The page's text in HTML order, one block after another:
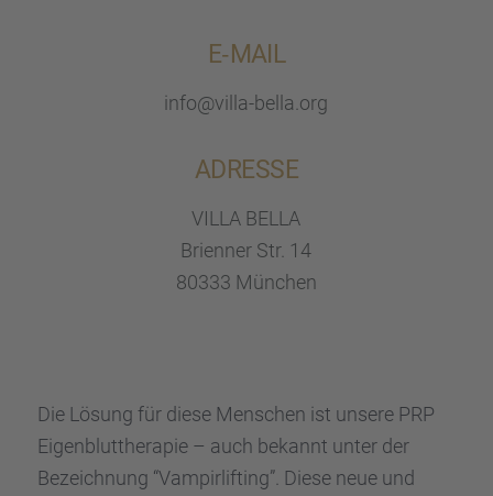
E‑MAIL
info@villa-bella.org
ADRESSE
VILLA BELLA
Brien­ner Str. 14
80333 München
Die Lösung für diese Menschen ist unsere PRP
Eigen­blut­the­ra­pie – auch bekannt unter der
Bezeich­nung “Vampir­lif­ting”. Diese neue und